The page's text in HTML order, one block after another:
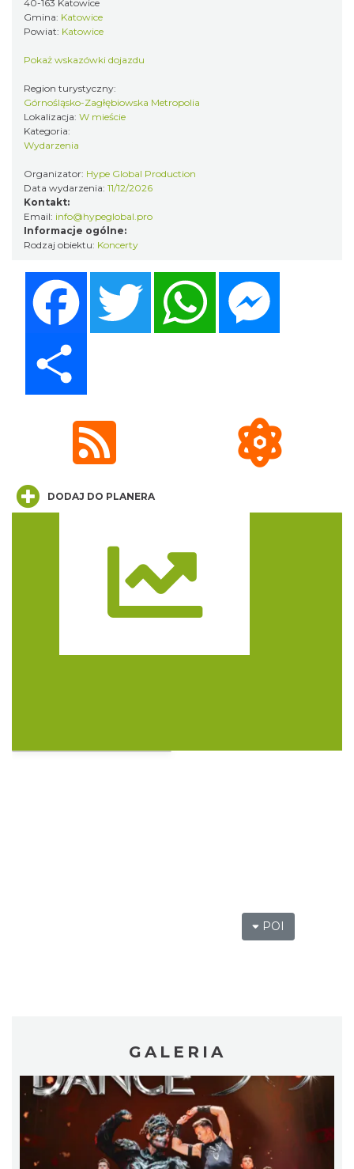
OFF Festival 2026
Katowice
2.23 km
Silesia Memoriał Kamili Skolimowskiej
Chorzów
2026-08-23
4.05 km
Silesia Marathon 2026
4.05 km
Chorzów
40-163 Katowice
Gmina: Katowice
Powiat: Katowice
Pokaż wskazówki dojazdu
Region turystyczny:
Górnośląsko-Zagłębiowska Metropolia
Lokalizacja: W mieście
Kategoria:
Wydarzenia
Organizator: Hype Global Production
Data wydarzenia: 11/12/2026
Kontakt:
Email: info@hypeglobal.pro
Informacje ogólne:
Rodzaj obiektu: Koncerty
Twitter
DODAJ DO PLANERA
POI
GALERIA